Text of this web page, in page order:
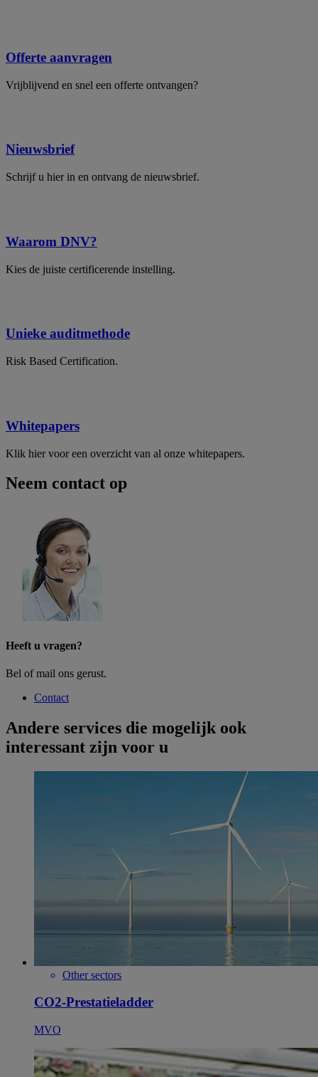
Offerte aanvragen
Vrijblijvend en snel een offerte ontvangen?
Nieuwsbrief
Schrijf u hier in en ontvang de nieuwsbrief.
Waarom DNV?
Kies de juiste certificerende instelling.
Unieke auditmethode
Risk Based Certification.
Whitepapers
Klik hier voor een overzicht van al onze whitepapers.
Neem contact op
Heeft u vragen?
Bel of mail ons gerust.
Contact
Andere services die mogelijk ook
interessant zijn voor u
Other sectors
CO2-Prestatieladder
MVO